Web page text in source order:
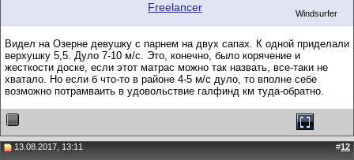
Freelancer Windsurfer
Видел на Озерне девушку с парнем на двух сапах. К одной приделали
верхушку 5,5. Дуло 7-10 м/с. Это, конечно, было корячение и
жесткости доске, если этот матрас можно так назвать, все-таки не
хватало. Но если б что-то в районе 4-5 м/с дуло, то вполне себе
возможно потрамваить в удовольствие галфинд км туда-обратно.
13.08.2017, 13:11 #12